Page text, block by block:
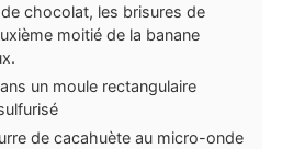
chocolat, les brisures de
moitié de la banane
un moule rectangulaire
de cacahuète au micro-onde